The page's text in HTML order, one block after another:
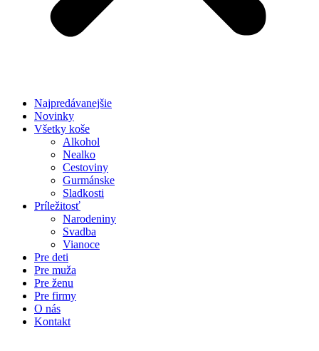
Najpredávanejšie
Novinky
Všetky koše
Alkohol
Nealko
Cestoviny
Gurmánske
Sladkosti
Príležitosť
Narodeniny
Svadba
Vianoce
Pre deti
Pre muža
Pre ženu
Pre firmy
O nás
Kontakt